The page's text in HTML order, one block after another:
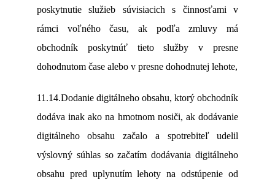
poskytnutie služieb súvisiacich s činnosťami v
rámci voľného času, ak podľa zmluvy má
obchodník poskytnúť tieto služby v presne
dohodnutom čase alebo v presne dohodnutej lehote,
11.14.Dodanie digitálneho obsahu, ktorý obchodník
dodáva inak ako na hmotnom nosiči, ak dodávanie
digitálneho obsahu začalo a spotrebiteľ udelil
výslovný súhlas so začatím dodávania digitálneho
obsahu pred uplynutím lehoty na odstúpenie od